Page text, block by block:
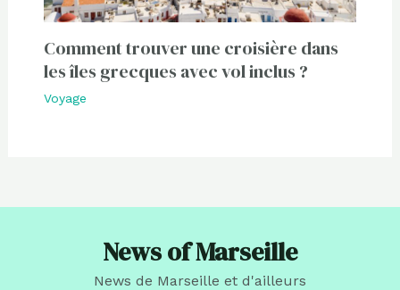
Comment trouver une croisière dans
les îles grecques avec vol inclus ?
Voyage
News of Marseille
News de Marseille et d'ailleurs